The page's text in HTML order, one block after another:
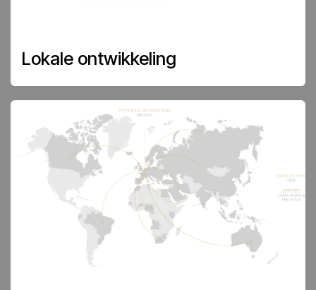
Lokale ontwikkeling